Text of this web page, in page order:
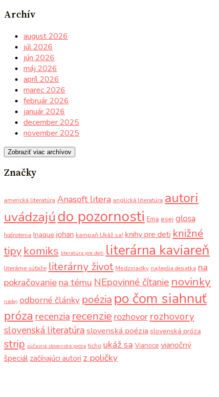
Archív
august 2026
júl 2026
jún 2026
máj 2026
apríl 2026
marec 2026
február 2026
január 2026
december 2025
november 2025
Zobraziť viac archívov
Značky
americká literatúra Anasoft litera anglická literatúra autori
uvádzajúdo pozornosti Ema esej glosa
hodnotenia Inaque johan kampaň Ukáž sa! knihy pre deti knižné
tipy komiks literatúra pre deti literárna kaviareň
literárne súťaže literárny život Medziriadky najlepšia desiatka na
pokračovaniena tému NEpovinné čítanie novinky
nádej odborné články poézia po čom siahnuť
próza recenzia recenzie rozhovor rozhovory
slovenská literatúra slovenská poézia slovenská próza
strip súčasná slovenská próza ticho ukáž sa Vianoce vianočný
špeciál začínajúci autori z poličky